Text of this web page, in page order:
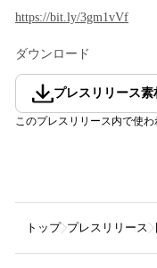
https://bit.ly/3gm1vVf
ダウンロード
プレスリリース素
このプレスリリース内で使
トップ プレスリリース